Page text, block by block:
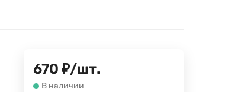
670 ₽/шт.
В наличии